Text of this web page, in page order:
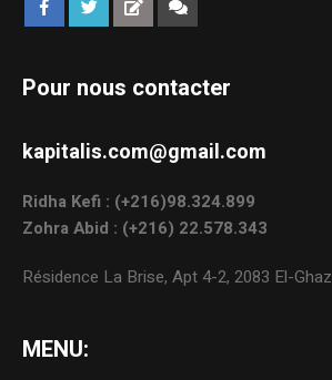
Pour nous contacter
kapitalis.com@gmail.com
Ridha Kefi : (+216)98.324.899
Zohra Abid : (+216) 22.578.343
Résidence La Brise, Apt 4-2, 2083 El-
MENU: